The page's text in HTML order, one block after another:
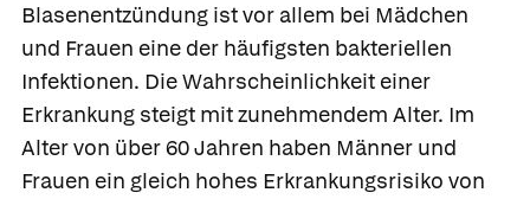
Blasenentzündung ist vor allem bei Mädchen
und Frauen eine der häufigsten bakteriellen
Infektionen. Die Wahrscheinlichkeit einer
Erkrankung steigt mit zunehmendem Alter. Im
Alter von über 60 Jahren haben Männer und
Frauen ein gleich hohes Erkrankungsrisiko von